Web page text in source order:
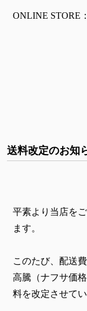
ONLINE STORE：
送料改定のお知
平素より当店を
ます。
このたび、配送
高騰（ナフサ価
料を改定させて